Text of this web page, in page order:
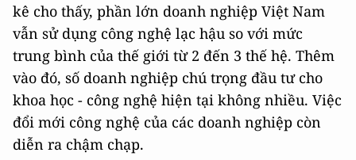
kê cho thấy, phần lớn doanh nghiệp Việt Nam
vẫn sử dụng công nghệ lạc hậu so với mức
trung bình của thế giới từ 2 đến 3 thế hệ. Thêm
vào đó, số doanh nghiệp chú trọng đầu tư cho
khoa học - công nghệ hiện tại không nhiều. Việc
đổi mới công nghệ của các doanh nghiệp còn
diễn ra chậm chạp.